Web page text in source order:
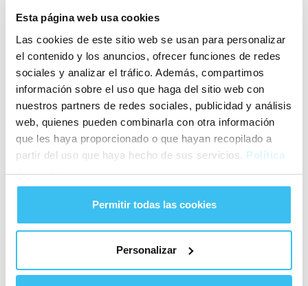
Esta página web usa cookies
Las cookies de este sitio web se usan para personalizar
el contenido y los anuncios, ofrecer funciones de redes
sociales y analizar el tráfico. Además, compartimos
información sobre el uso que haga del sitio web con
nuestros partners de redes sociales, publicidad y análisis
web, quienes pueden combinarla con otra información
que les haya proporcionado o que hayan recopilado a
partir del uso que haya hecho de sus servicios. Política
de cookies
Permitir todas las cookies
Personalizar
VOLKSWAGEN Taigooder ähnliches
5
Schaltwagen
g/km